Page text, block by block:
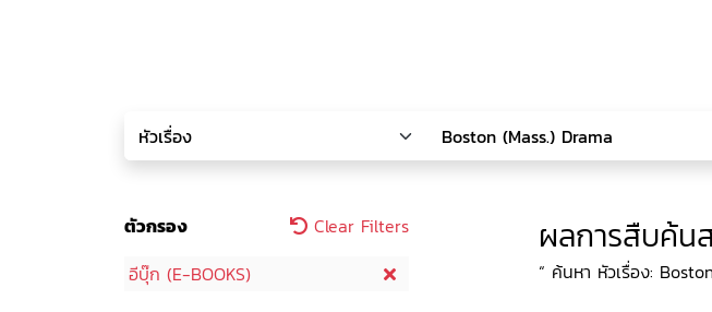
ตัวกรอง
Clear Filters
อีบุ๊ก (E-BOOKS)
ผลการสืบค้น
“ ค้นหา หัวเรื่อง: